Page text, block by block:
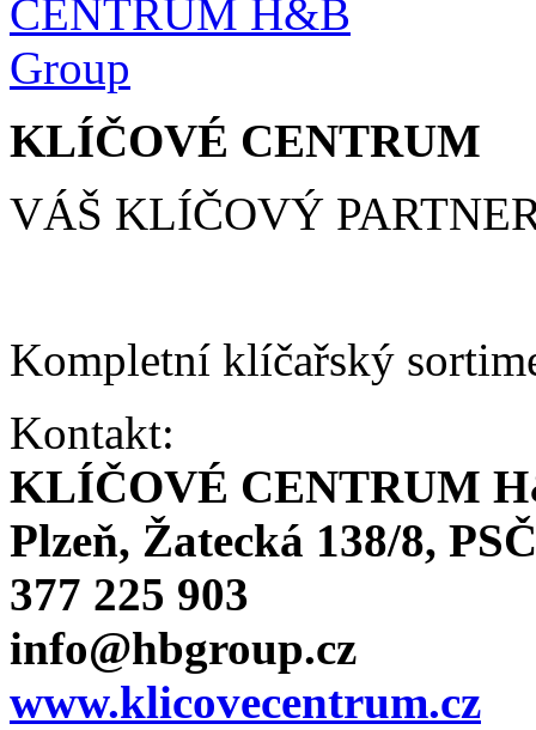
KLÍČOVÉ CENTRUM
VÁŠ KLÍČOVÝ
Kompletní klíčařský
Kontakt:
KLÍČOVÉ CENTRUM
Plzeň, Žatecká 138/8,
377 225 903
info@hbgroup.cz
www.klicovecentrum.cz